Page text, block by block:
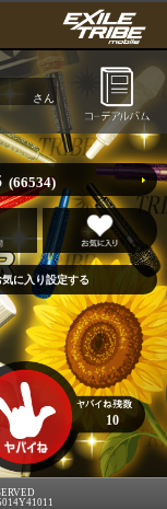
さん
(66534)
10